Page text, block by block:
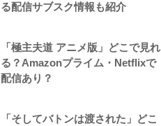
る配信サブスク情報も紹介
「極主夫道 アニメ版」どこで見れ
る？Amazonプライム・Netflixで
配信あり？
「そしてバトンは渡された」どこ